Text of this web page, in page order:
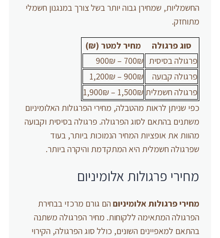
החשמליות, שמחירן גבוה יותר בשל צורך במנגנון חשמלי
מתוחזק.
סוג פרגולה
מחיר למטר (₪)
פרגולה בסיסית 700₪ – 900₪
פרגולה קבועה
900₪ – 1,200₪
פרגולה חשמלית 1,500₪ – 1,900₪
כפי שניתן לראות מהטבלה, מחירי הפרגולות האלומיניום
משתנים בהתאם לסוג הפרגולה. פרגולה בסיסית וקבועה
מהוות את אופציות המחיר הנמוכות ביותר, בעוד
שפרגולה חשמלית היא המתקדמת והיקרה ביותר.
מחירי פרגולות אלומיניום
מחירי פרגולות אלומיניוםהם גורם מרכזי בבחירת
הפרגולה המתאימה ללקוחות. מחיר הפרגולה משתנה
בהתאם למאפיינים השונים, כולל סוג הפרגולה, הקירוי